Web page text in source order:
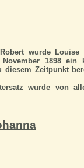
wurde Louise
1898 ein
diesem Zeitpunkt
wurde von